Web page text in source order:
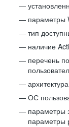
параметры
тип
наличие
перечень
ОС
параметры
параметры